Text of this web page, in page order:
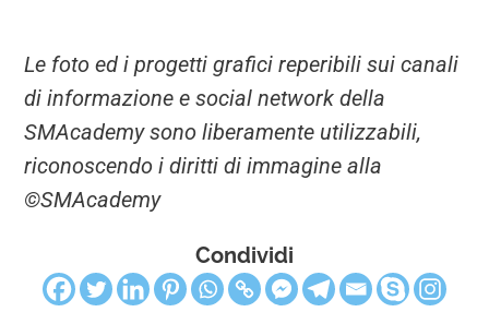
Le foto ed i progetti grafici reperibili sui canali
di informazione e social network della
SMAcademy sono liberamente utilizzabili,
riconoscendo i diritti di immagine alla
©SMAcademy
Condividi